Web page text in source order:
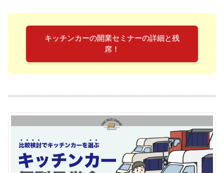
キッチンカーの開業セミナーの詳細と残
席！